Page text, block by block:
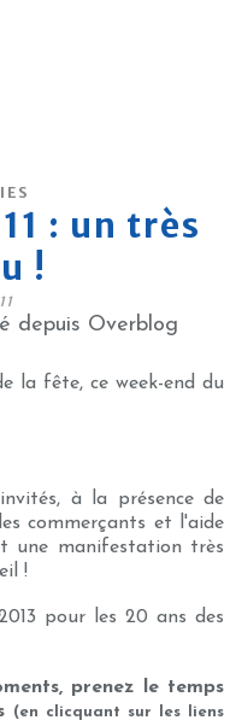
: un très
!
depuis Overblog
la fête, ce week-end du
à la présence de
commerçants et l'aide
une manifestation très
!
pour les 20 ans des
prenez le temps
(en clicquant sur les liens